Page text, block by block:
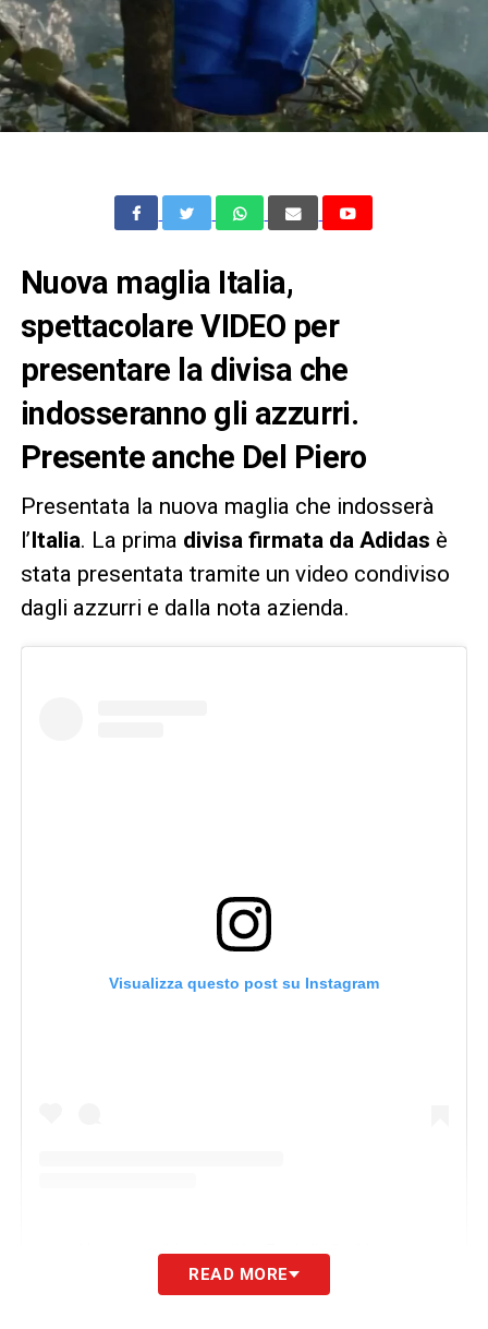
Nuova maglia Italia,
spettacolare VIDEO per
presentare la divisa che
indosseranno gli azzurri.
Presente anche Del Piero
Presentata la nuova maglia che indosserà
l’Italia. La prima divisa firmata da Adidas è
stata presentata tramite un video condiviso
dagli azzurri e dalla nota azienda.
Visualizza questo post su Instagram
READ MORE